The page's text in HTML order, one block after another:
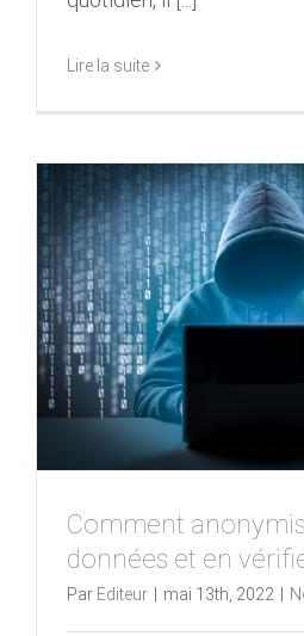
Lire la suite
Comment
données et en
Par Editeur mai 13th, 2022